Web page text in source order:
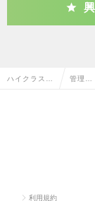
ハイクラス求 管理部
利用規約